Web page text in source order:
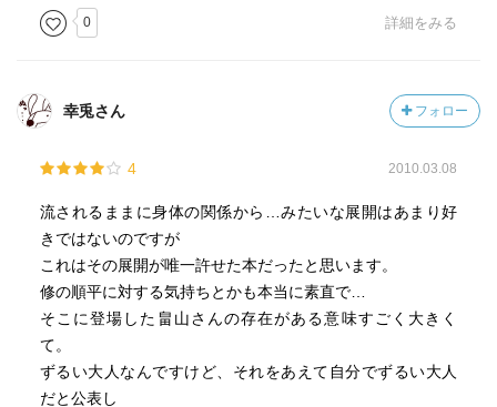
0 詳細をみる
幸兎さん フォロー
4 2010.03.08
流されるままに身体の関係から…みたいな展開はあまり好
きではないのですが
これはその展開が唯一許せた本だったと思います。
修の順平に対する気持ちとかも本当に素直で…
そこに登場した畠山さんの存在がある意味すごく大きく
て。
ずるい大人なんですけど、それをあえて自分でずるい大人
だと公表し